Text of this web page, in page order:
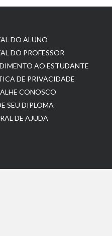
DO ALUNO
DO PROFESSOR
AO ESTUDANTE
DE PRIVACIDADE
CONOSCO
SEU DIPLOMA
DE AJUDA